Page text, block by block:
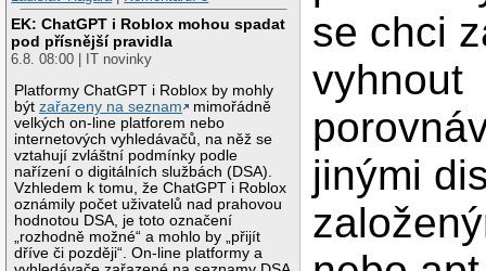
EK: ChatGPT i Roblox mohou spadat
pod přísnější pravidla
6.8. 08:00 | IT novinky
Platformy ChatGPT i Roblox by mohly
býtzařazeny na seznam
mimořádně
velkých on-line platforem nebo
internetových vyhledávačů, na něž se
vztahují zvláštní podmínky podle
nařízení o digitálních službách (DSA).
Vzhledem k tomu, že ChatGPT i Roblox
oznámily počet uživatelů nad prahovou
hodnotou DSA, je toto označení
„rozhodně možné“ a mohlo by „přijít
dříve či později“. On-line platformy a
se chci
vyhnout
jinými